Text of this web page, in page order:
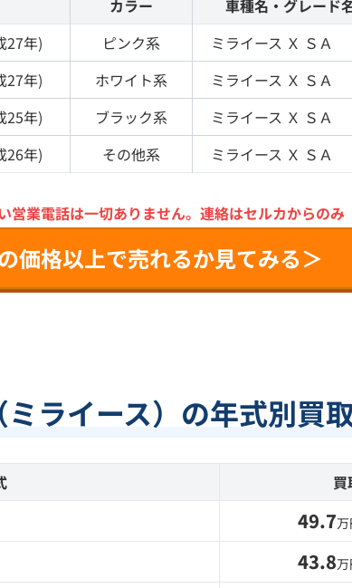
カラー 車種名・グレード
27年) ピンク系 ミライース Ｘ ＳＡ
27年) ホワイト系 ミライース Ｘ ＳＡ
25年) ブラック系 ミライース Ｘ ＳＡ
26年) その他系 ミライース Ｘ ＳＡ
営業電話は一切ありません。 連絡はセルカからのみ
価格以上で売れるか見てみる＞
ミライース）の年式別買
買
49.7
43.8